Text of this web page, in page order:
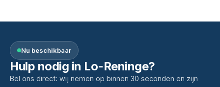
Nu beschikbaar
Hulp nodig in Lo-Reninge?
Bel ons direct: wij nemen op binnen 30 seconden en zijn